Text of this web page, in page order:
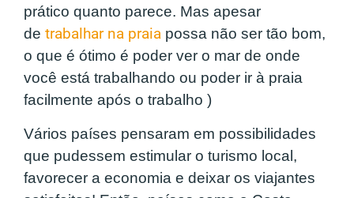
prático quanto parece. Mas apesar
de trabalhar na praia possa não ser tão bom,
o que é ótimo é poder ver o mar de onde
você está trabalhando ou poder ir à praia
facilmente após o trabalho )
Vários países pensaram em possibilidades
que pudessem estimular o turismo local,
favorecer a economia e deixar os viajantes